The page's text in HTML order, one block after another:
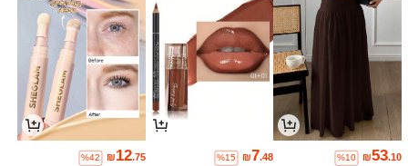
₪53.10
%10
₪7.48
%15
₪12.75
%42